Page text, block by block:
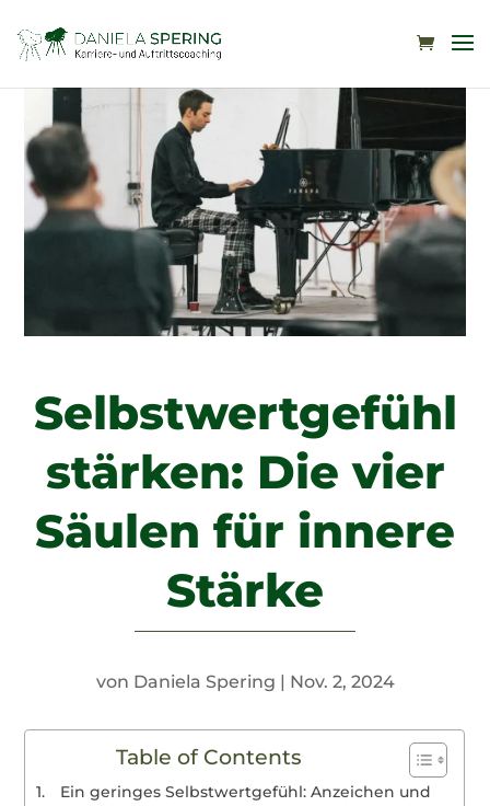
Selbstwertgefühl
stärken: Die vier
Säulen für innere
Stärke
von Daniela Spering Nov. 2, 2024
Table of Contents
Ein geringes Selbstwertgefühl: Anzeichen und